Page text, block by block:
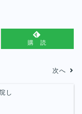
購 読
次へ
し